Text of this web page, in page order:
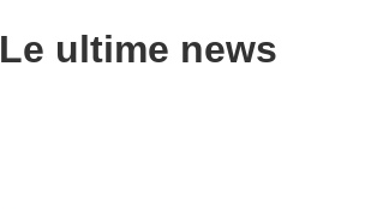
Le ultime news